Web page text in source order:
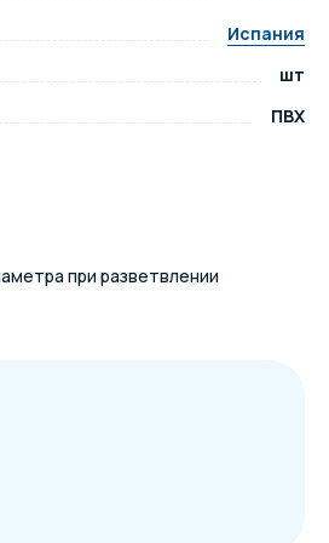
Испания
шт
ПВХ
при разветвлении